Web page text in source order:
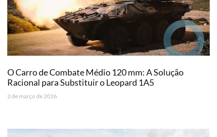
O Carro de Combate Médio 120 mm: A Solução
Racional para Substituir o Leopard 1A5
2 de março de 2026